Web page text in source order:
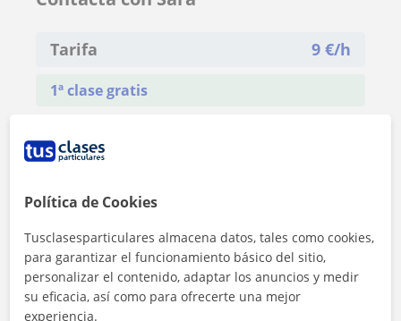
Tarifa 9 €/h
1ª clase gratis
Política de Cookies
Tusclasesparticulares almacena datos, tales como cookies,
para garantizar el funcionamiento básico del sitio,
personalizar el contenido, adaptar los anuncios y medir
su eficacia, así como para ofrecerte una mejor
experiencia.